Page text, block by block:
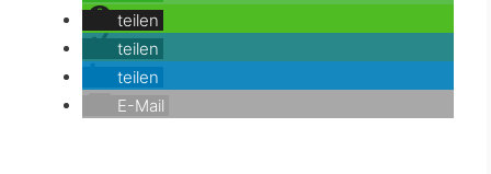
teilen
teilen
teilen
E-Mail